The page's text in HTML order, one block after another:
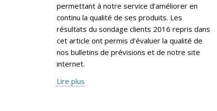
permettant à notre service d’améliorer en
continu la qualité de ses produits. Les
résultats du sondage clients 2016 repris dans
cet article ont permis d’évaluer la qualité de
nos bulletins de prévisions et de notre site
internet.
Lire plus